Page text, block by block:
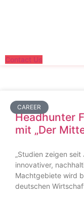
Contact Us
CAREER
Headhunter
mit „Der
„Studien zeigen
innovativer,
Machtgebiete wird
deutschen